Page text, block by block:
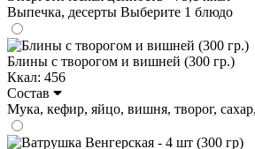
Выпечка, десерты Выберите 1 блюдо
Блины с творогом и вишней (300 гр.)
Ккал: 456
Состав
Мука, кефир, яйцо, вишня, творог,